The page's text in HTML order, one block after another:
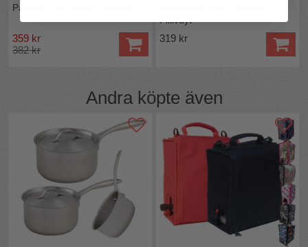
Pajform i vitt porslin Pillivuyt
359 kr
382 kr
Pillivuyt
319 kr
Andra köpte även